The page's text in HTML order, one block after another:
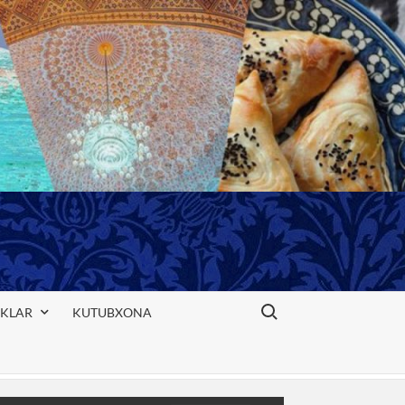
KUTUBXONA
Search for: